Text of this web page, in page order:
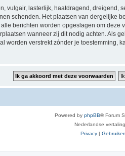
vulgair, lasterlijk, haatdragend,
schenden. Het plaatsen van
berichten worden opgeslagen om
wanneer zij dit nodig achten. Als
worden verstrekt zónder je toestemming,
Powered by phpBB® Forum
Nederlandse
Privacy |